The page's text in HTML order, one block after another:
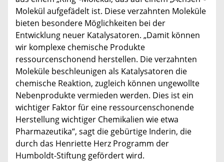
Molekül aufgefädelt ist. Diese verzahnten Moleküle
bieten besondere Möglichkeiten bei der
Entwicklung neuer Katalysatoren. „Damit können
wir komplexe chemische Produkte
ressourcenschonend herstellen. Die verzahnten
Moleküle beschleunigen als Katalysatoren die
chemische Reaktion, zugleich können ungewollte
Nebenprodukte vermieden werden. Dies ist ein
wichtiger Faktor für eine ressourcenschonende
Herstellung wichtiger Chemikalien wie etwa
Pharmazeutika“, sagt die gebürtige Inderin, die
durch das Henriette Herz Programm der
Humboldt-Stiftung gefördert wird.